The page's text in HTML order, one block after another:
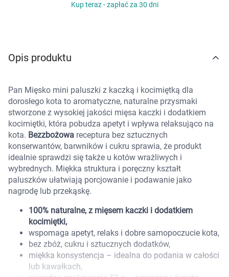
Korzystamy z plików cookies w celu
Marki
Kup teraz - zapłać za 30 dni
Opis produktu
Pan Mięsko mini paluszki z kaczką i kocimiętką dla
dorosłego kota to aromatyczne, naturalne przysmaki
stworzone z wysokiej jakości mięsa kaczki i dodatkiem
kocimiętki, która pobudza apetyt i wpływa relaksująco na
kota. Bezzbożowa receptura bez sztucznych
konserwantów, barwników i cukru sprawia, że produkt
idealnie sprawdzi się także u kotów wrażliwych i
wybrednych. Miękka struktura i poręczny kształt
paluszków ułatwiają porcjowanie i podawanie jako
nagrodę lub przekąskę.
100% naturalne, z mięsem kaczki i dodatkiem
kocimiętki,
wspomaga apetyt, relaks i dobre samopoczucie kota,
bez zbóż, cukru i sztucznych dodatków,
miękka konsystencja – idealna do podania w całości
lub kawałkach,